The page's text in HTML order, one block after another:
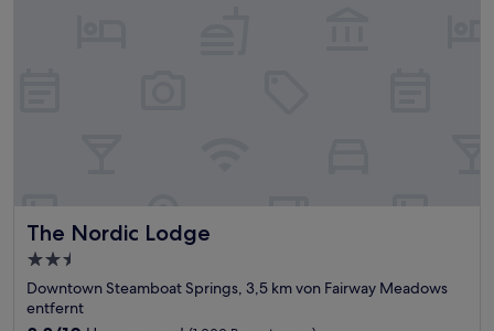
The Nordic Lodge
The Nordic Lodge
2.5-
Sterne-
Unterkunft
Downtown Steamboat Springs, 3,5 km von Fairway Meadows
entfernt